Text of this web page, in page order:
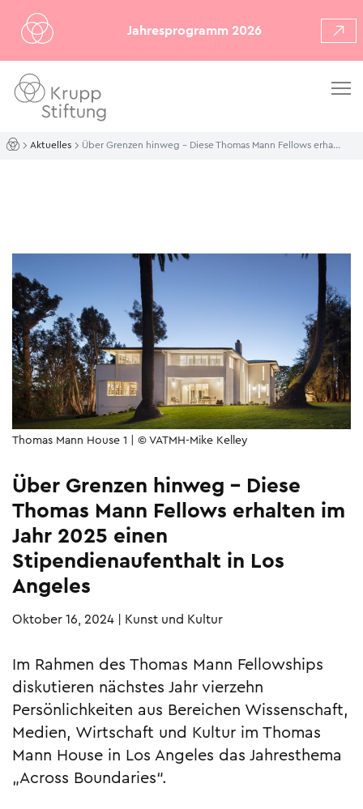
Jahresprogramm 2026
Aktuelles Über Grenzen hinweg – Diese Thomas Mann Fellows erhalten im Jahr 2025 einen Stipendienaufenthalt in Los Angeles
Thomas Mann House 1 | © VATMH-Mike Kelley
Über Grenzen hinweg – Diese
Thomas Mann Fellows erhalten im
Jahr 2025 einen
Stipendienaufenthalt in Los
Angeles
Oktober 16, 2024 | Kunst und Kultur
Im Rahmen des Thomas Mann Fellowships
diskutieren nächstes Jahr vierzehn
Persönlichkeiten aus Bereichen Wissenschaft,
Medien, Wirtschaft und Kultur im Thomas
Mann House in Los Angeles das Jahresthema
„Across Boundaries“.